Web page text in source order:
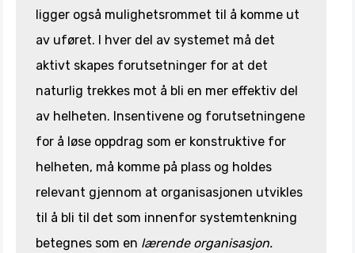
ligger også mulighetsrommet til å komme ut
av uføret. I hver del av systemet må det
aktivt skapes forutsetninger for at det
naturlig trekkes mot å bli en mer effektiv del
av helheten. Insentivene og forutsetningene
for å løse oppdrag som er konstruktive for
helheten, må komme på plass og holdes
relevant gjennom at organisasjonen utvikles
til å bli til det som innenfor systemtenkning
betegnes som en lærende organisasjon.